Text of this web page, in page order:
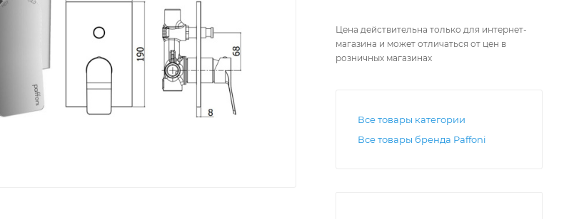
Цена действительна только для интернет-
магазина и может отличаться от цен в
розничных магазинах
Все товары категории
Все товары бренда Paffoni